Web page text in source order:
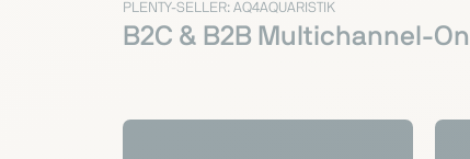
PLENTY-SELLER: AQ4AQUARISTIK
B2C & B2B Multichannel-